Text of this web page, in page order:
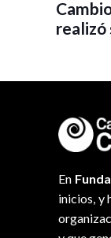
realizó
En
inicios, y